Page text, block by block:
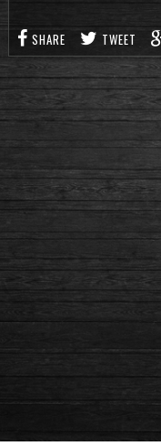
SHARE TWEET